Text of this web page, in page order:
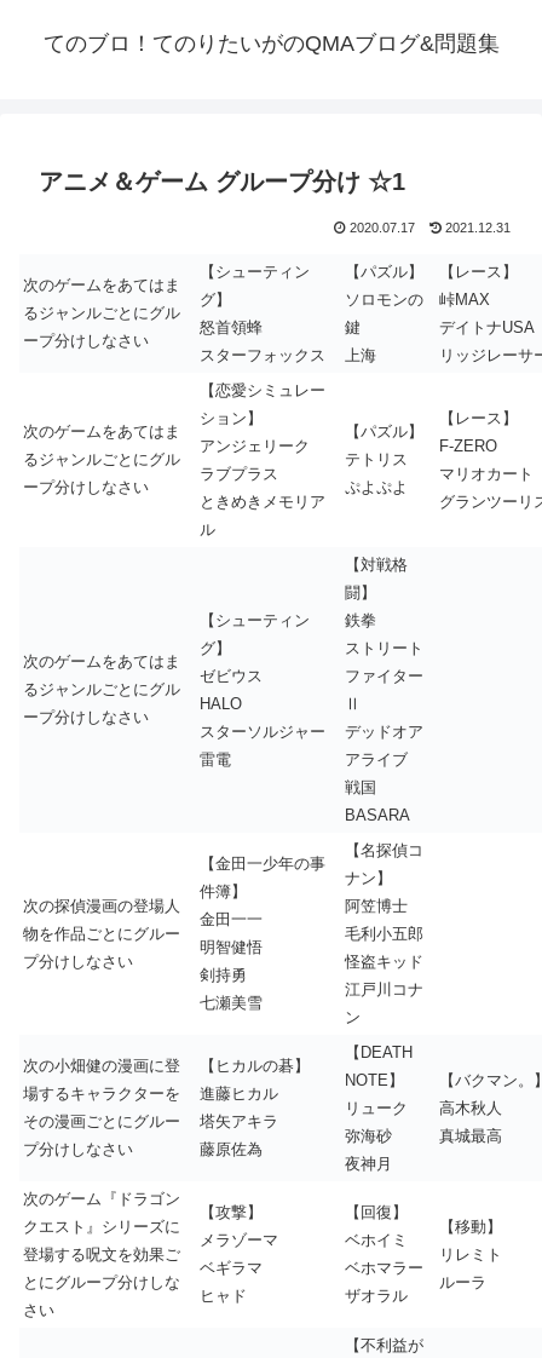
てのブロ！てのりたいがのQMAブログ&問題集
アニメ＆ゲーム グループ分け ☆1
2020.07.17 2021.12.31
次のゲームをあてはま
るジャンルごとにグル
ープ分けしなさい
【シューティン
グ】
怒首領蜂
スターフォックス
【パズル】
ソロモンの
鍵
上海
【レース】
峠MAX
デイトナUSA
リッジレーサ
次のゲームをあてはま
るジャンルごとにグル
ープ分けしなさい
【恋愛シミュレー
ション】
アンジェリーク
ラブプラス
ときめきメモリア
ル
【パズル】
テトリス
ぷよぷよ
【レース】
F-ZERO
マリオカート
グランツーリ
次のゲームをあてはま
るジャンルごとにグル
ープ分けしなさい
【シューティン
グ】
ゼビウス
HALO
スターソルジャー
雷電
【対戦格
闘】
鉄拳
ストリート
ファイター
Ⅱ
デッドオア
アライブ
戦国
BASARA
次の探偵漫画の登場人
物を作品ごとにグルー
プ分けしなさい
【金田一少年の事
件簿】
金田一一
明智健悟
剣持勇
七瀬美雪
【名探偵コ
ナン】
阿笠博士
毛利小五郎
怪盗キッド
江戸川コナ
ン
次の小畑健の漫画に登
場するキャラクターを
その漫画ごとにグルー
プ分けしなさい
【ヒカルの碁】
進藤ヒカル
塔矢アキラ
藤原佐為
【DEATH
NOTE】
リューク
弥海砂
夜神月
【バクマン。
高木秋人
真城最高
次のゲーム『ドラゴン
クエスト』シリーズに
登場する呪文を効果ご
とにグループ分けしな
さい
【攻撃】
メラゾーマ
ベギラマ
ヒャド
【回復】
ベホイミ
ベホマラー
ザオラル
【移動】
リレミト
ルーラ
【不利益が